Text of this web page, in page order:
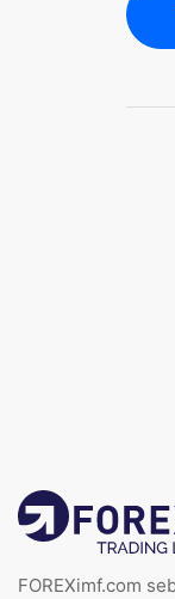
FOREXimf.com